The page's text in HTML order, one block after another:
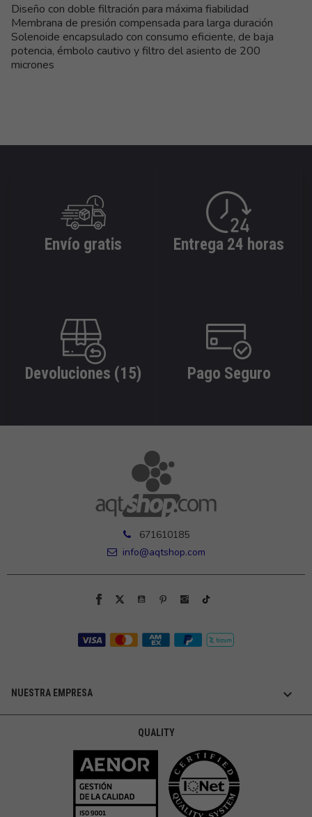
Diseño con doble filtración para máxima fiabilidad
Membrana de presión compensada para larga duración
Solenoide encapsulado con consumo eficiente, de baja
potencia, émbolo cautivo y filtro del asiento de 200
micrones
Envío gratis Entrega 24 horas
Devoluciones (15) Pago Seguro
671610185
info@aqtshop.com
NUESTRA EMPRESA 
QUALITY